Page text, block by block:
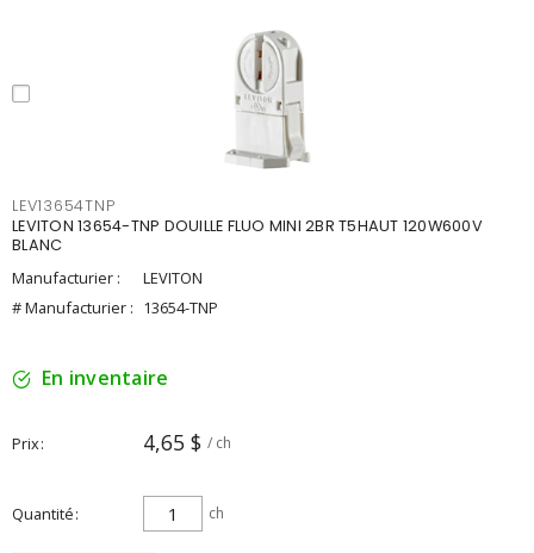
LEV13654TNP
LEVITON 13654-TNP DOUILLE FLUO MINI 2BR T5HAUT 120W600V
BLANC
Manufacturier :
LEVITON
# Manufacturier : 13654-TNP
En inventaire
Prix 4,65 $ / ch
Quantité ch